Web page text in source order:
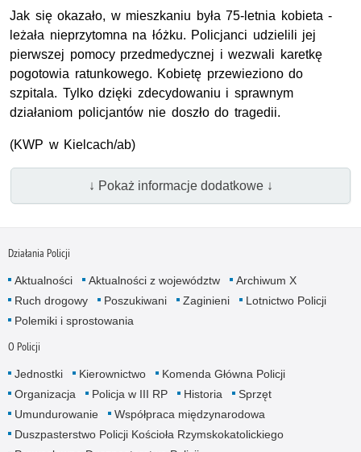
Jak się okazało, w mieszkaniu była 75-letnia kobieta -
leżała nieprzytomna na łóżku. Policjanci udzielili jej
pierwszej pomocy przedmedycznej i wezwali karetkę
pogotowia ratunkowego. Kobietę przewieziono do
szpitala. Tylko dzięki zdecydowaniu i sprawnym
działaniom policjantów nie doszło do tragedii.
(KWP w Kielcach/ab)
↓ Pokaż informacje dodatkowe ↓
Działania Policji
Aktualności Aktualności z województw
Archiwum X
Ruch drogowy
Poszukiwani Zaginieni
Lotnictwo Policji
Polemiki i sprostowania
O Policji
Jednostki Kierownictwo
Komenda Główna Policji
Organizacja
Policja w III RP Historia
Sprzęt
Umundurowanie
Współpraca międzynarodowa
Duszpasterstwo Policji Kościoła Rzymskokatolickiego